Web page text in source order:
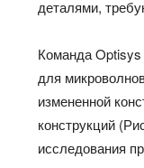
деталями,
Команда Optisys
для
измененной
конструкций
исследования